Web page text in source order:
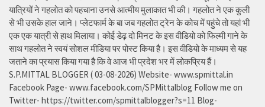
यात्रियों ने गहलोत को पहचाना उनसे आत्मीय मुलाकात भी की। गहलोत ने एक कुली
से भी उसके हाल जाने। प्लेटफार्म के बा जब गहलोत ट्रेन के कोच में पहुंचे तो यहां भी
एक एक यात्री से हाथ मिलाया। कोई डेढ़ दो मिनट के इस वीडियो को फिल्मी गाने के
साथ गहलोत ने स्वयं सोशल मीडिया पर पोस्ट किया है। इस वीडियो के माध्यम से यह
जताने का प्रयास किया गया है कि वे आज भी प्रदेश भर में लोकप्रिय हैं।
S.P.MITTAL BLOGGER ( 03-08-2026) Website- www.spmittal.in
Facebook Page- www.facebook.com/SPMittalblog Follow me on
Twitter- https://twitter.com/spmittalblogger?s=11 Blog-